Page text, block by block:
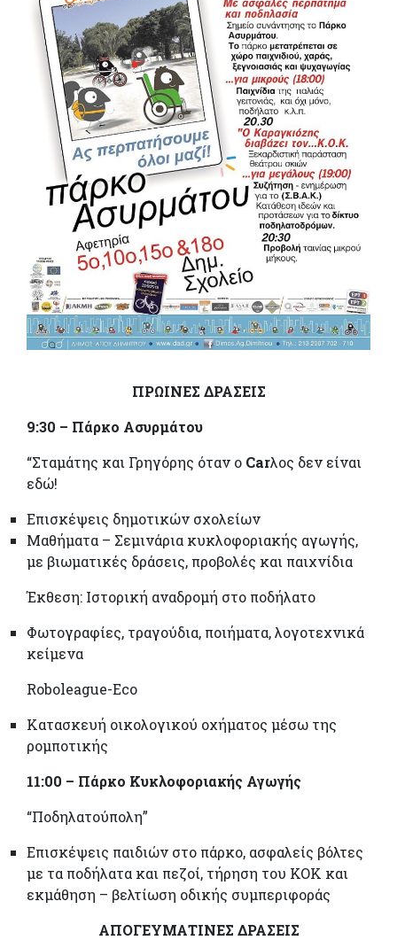
ΠΡΩΙΝΕΣ ΔΡΑΣΕΙΣ
9:30 – Πάρκο Ασυρμάτου
“Σταμάτης και Γρηγόρης όταν ο Carλος δεν είναι
εδώ!
Επισκέψεις δημοτικών σχολείων
Μαθήματα – Σεμινάρια κυκλοφοριακής αγωγής,
με βιωματικές δράσεις, προβολές και παιχνίδια
Έκθεση: Ιστορική αναδρομή στο ποδήλατο
Φωτογραφίες, τραγούδια, ποιήματα, λογοτεχνικά
κείμενα
Roboleague-Eco
Κατασκευή οικολογικού οχήματος μέσω της
ρομποτικής
11:00 – Πάρκο Κυκλοφοριακής Αγωγής
“Ποδηλατούπολη”
Επισκέψεις παιδιών στο πάρκο, ασφαλείς βόλτες
με τα ποδήλατα και πεζοί, τήρηση του ΚΟΚ και
εκμάθηση – βελτίωση οδικής συμπεριφοράς
ΑΠΟΓΕΥΜΑΤΙΝΕΣ ΔΡΑΣΕΙΣ